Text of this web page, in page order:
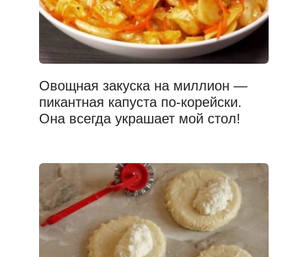
Овощная закуска на миллион —
пикантная капуста по-корейски.
Она всегда украшает мой стол!